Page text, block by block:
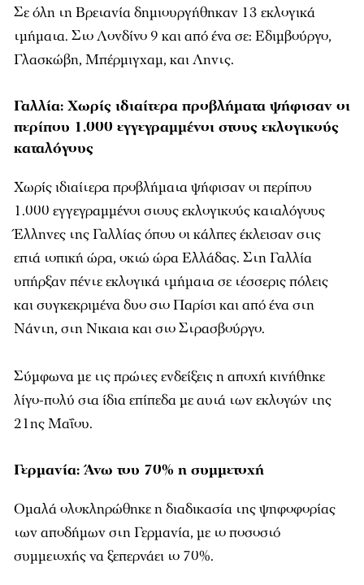
Σε όλη τη Βρετανία δημιουργήθηκαν 13 εκλογικά
τμήματα. Στο Λονδίνο 9 και από ένα σε: Εδιμβούργο,
Γλασκώβη, Μπέρμιγχαμ, και Ληντς.
Γαλλία: Χωρίς ιδιαίτερα προβλήματα ψήφισαν οι
περίπου 1.000 εγγεγραμμένοι στους εκλογικούς
καταλόγους
Χωρίς ιδιαίτερα προβλήματα ψήφισαν οι περίπου
1.000 εγγεγραμμένοι στους εκλογικούς καταλόγους
Έλληνες της Γαλλίας όπου οι κάλπες έκλεισαν στις
επτά τοπική ώρα, οκτώ ώρα Ελλάδας. Στη Γαλλία
υπήρξαν πέντε εκλογικά τμήματα σε τέσσερις πόλεις
και συγκεκριμένα δυο στο Παρίσι και από ένα στη
Νάντη, στη Νικαια και στο Στρασβούργο.
Σύμφωνα με τις πρώτες ενδείξεις η αποχή κινήθηκε
λίγο-πολύ στα ίδια επίπεδα με αυτά των εκλογών της
21ης Μαΐου.
Γερμανία: Άνω του 70% η συμμετοχή
Ομαλά ολοκληρώθηκε η διαδικασία της ψηφοφορίας
των αποδήμων στη Γερμανία, με το ποσοστό
συμμετοχής να ξεπερνάει το 70%.